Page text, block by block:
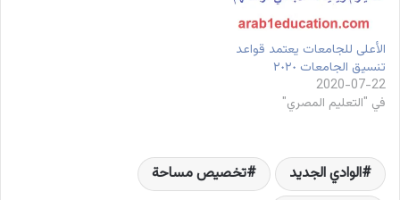
الأعلى للجامعات يعتمد قواعد
تنسيق الجامعات ٢٠٢٠
2020-07-22
في "التعليم المصري"
الوادي الجديد
تخصيص مساحة